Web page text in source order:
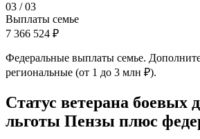
03 /03
Выплаты семье
7 366 524 ₽
Федеральные выплаты семье.
региональные (от 1 до 3 млн ₽).
Статус ветерана боевых
льготы Пензы плюс